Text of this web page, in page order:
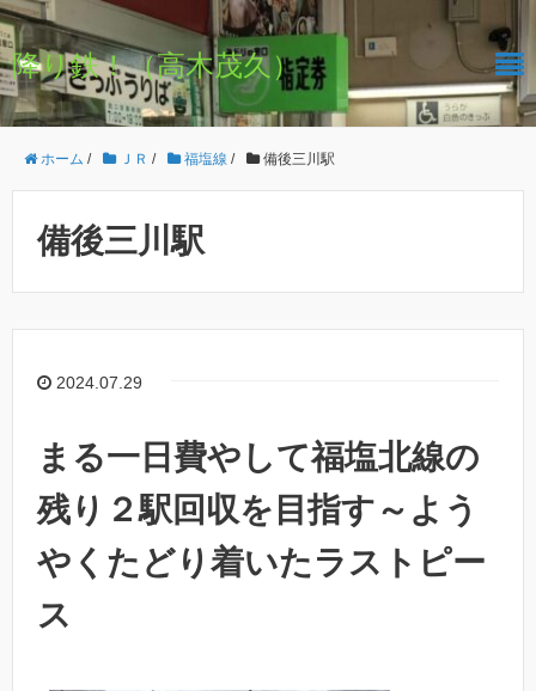
降り鉄！（高木茂久）
ホーム / ＪＲ / 福塩線 / 備後三川駅
備後三川駅
2024.07.29
まる一日費やして福塩北線の
残り２駅回収を目指す～よう
やくたどり着いたラストピー
ス